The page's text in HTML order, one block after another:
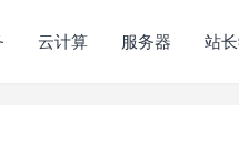
云计算 服务器 站